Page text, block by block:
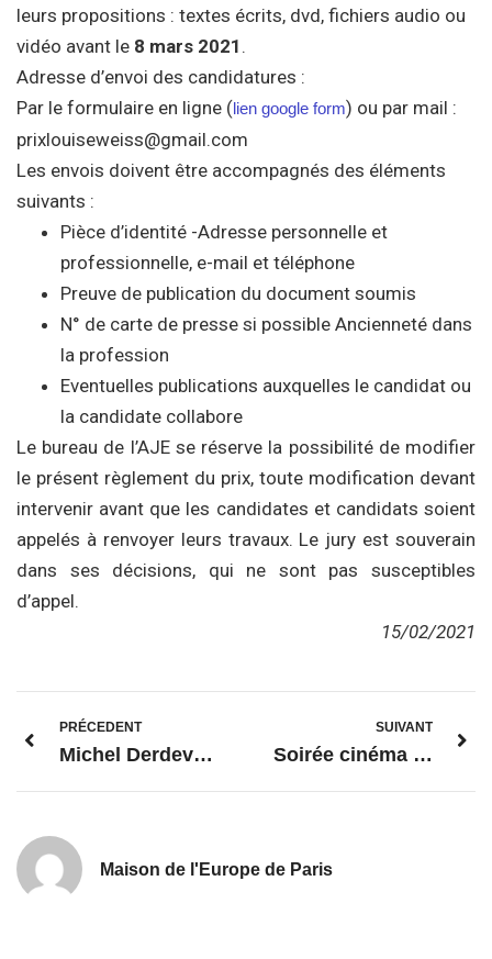
leurs propositions : textes écrits, dvd, fichiers audio ou
vidéo avant le 8 mars 2021 .
Adresse d’envoi des candidatures :
Par le formulaire en ligne (lien google form) ou par mail :
prixlouiseweiss@gmail.com
Les envois doivent être accompagnés des éléments
suivants :
Pièce d’identité -Adresse personnelle et
professionnelle, e-mail et téléphone
Preuve de publication du document soumis
N° de carte de presse si possible Ancienneté dans
la profession
Eventuelles publications auxquelles le candidat ou
la candidate collabore
Le bureau de l’AJE se réserve la possibilité de modifier
le présent règlement du prix, toute modification devant
intervenir avant que les candidates et candidats soient
appelés à renvoyer leurs travaux. Le jury est souverain
dans ses décisions, qui ne sont pas susceptibles
d’appel.
15/02/2021
PRÉCEDENT
Michel Derdevet, nouveau président de la Maison de l’Europe de Paris
SUIVANT
Soirée cinéma en ligne – « One Word » avec les Jeunes ambassadeurs OFAJ
Maison de l'Europe de Paris